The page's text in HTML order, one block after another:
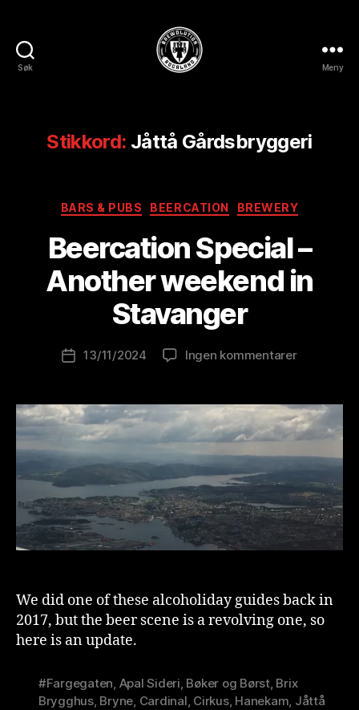
Søk Meny
Stikkord: Jåttå Gårdsbryggeri
Kategorier
BARS & PUBS BEERCATION BREWERY
Beercation Special –
Another weekend in
Stavanger
Innleggsforfatter
v
B
r
w
l
o
n
is
t
Publiseringsdato
13/11/2024 Ingen kommentarertil
–
Another
weekend
in
We did one of these alcoholiday guides back in
2017, but the beer scene is a revolving one, so
here is an update.
#Fargegaten, Apal Sideri, Bøker og Børst, Brix
Brygghus, Bryne, Cardinal, Cirkus, Hanekam, Jåttå